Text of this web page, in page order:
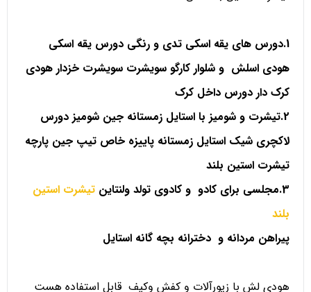
1.دورس های یقه اسکی تدی و رنگی دورس یقه اسکی
هودی اسلش و شلوار کارگو سویشرت سویشرت خزدار هودی
کرک دار دورس داخل کرک
2.تیشرت و شومیز با استایل زمستانه جین شومیز دورس
لاکچری شیک استایل زمستانه پاییزه خاص تیپ جین پارچه
تیشرت استین بلند
3.مجلسی برای کادو و کادوی تولد ولنتاین
تیشرت استین
بلند
پیراهن مردانه و دخترانه بچه گانه استایل
هودی لش با زیورآلات و کفش وکیف قابل استفاده هست